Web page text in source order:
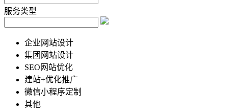
服务类型
企业网站设计
集团网站设计
SEO网站优化
建站+优化推广
微信小程序定制
其他